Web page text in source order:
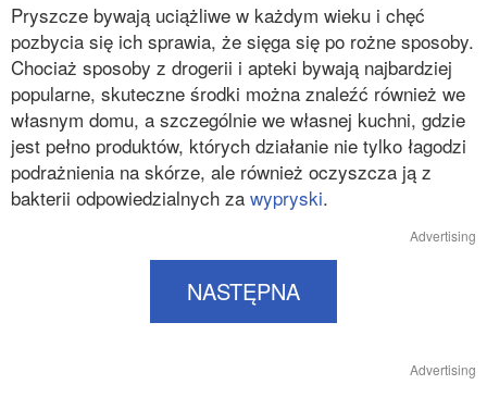
Pryszcze bywają uciążliwe w każdym wieku i chęć
pozbycia się ich sprawia, że sięga się po rożne sposoby.
Chociaż sposoby z drogerii i apteki bywają najbardziej
popularne, skuteczne środki można znaleźć również we
własnym domu, a szczególnie we własnej kuchni, gdzie
jest pełno produktów, których działanie nie tylko łagodzi
podrażnienia na skórze, ale również oczyszcza ją z
bakterii odpowiedzialnych za wypryski.
Advertising
NASTĘPNA
Advertising